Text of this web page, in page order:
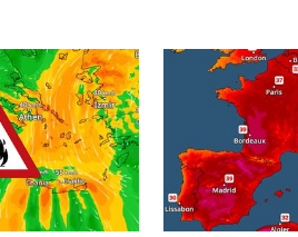
agosto de 2026
sureste de Europa. Calor y mucho
Incendios